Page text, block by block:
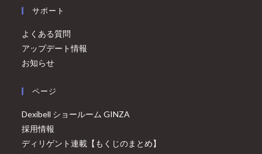
サポート
よくある質問
アップデート情報
お知らせ
ページ
Dexibell ショールーム GINZA
採用情報
ディリゲント連載【もくじのまとめ】